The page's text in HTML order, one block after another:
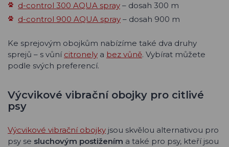
d-control 300 AQUA spray – dosah 300 m
d-control 900 AQUA spray – dosah 900 m
Ke sprejovým obojkům nabízíme také dva druhy
sprejů – s vůní citronely a bez vůně. Vybírat můžete
podle svých preferencí.
Výcvikové vibrační obojky pro citlivé
psy
Výcvikové vibrační obojky jsou skvělou alternativou pro
psy se sluchovým postižením a také pro psy, kteří jsou